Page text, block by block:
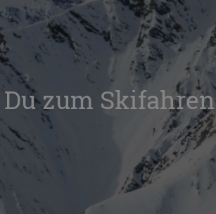
zum Skifahren